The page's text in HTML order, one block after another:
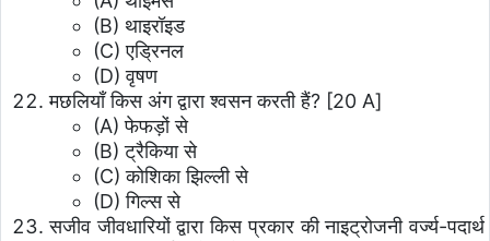
(B) थाइरॉइड
(C) एड्रिनल
(D) वृषण
मछलियाँ किस अंग द्वारा श्वसन करती हैं? [20 A]
(A) फेफड़ों से
(B) ट्रैकिया से
(C) कोशिका झिल्ली से
(D) गिल्स से
सजीव जीवधारियों द्वारा किस प्रकार की नाइट्रोजनी वर्ज्य-पदार्थ